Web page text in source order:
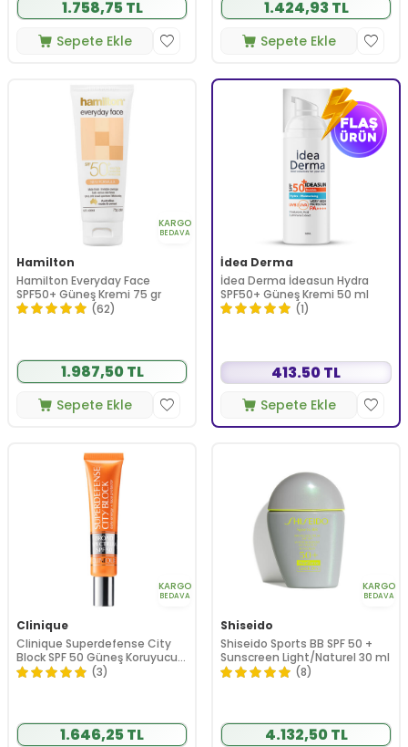
1.758,75 TL
Sepete Ekle
1.424,93 TL
Sepete Ekle
KARGO
BEDAVA
Hamilton
Hamilton Everyday Face
SPF50+ Güneş Kremi 75 gr
(62)
1.987,50 TL
Sepete Ekle
İdea Derma
İdea Derma İdeasun Hydra
SPF50+ Güneş Kremi 50 ml
(1)
413.50 TL
Sepete Ekle
KARGO
BEDAVA
Clinique
Clinique Superdefense City
Block SPF 50 Güneş Koruyucu
40 ml
(3)
1.646,25 TL
KARGO
BEDAVA
Shiseido
Shiseido Sports BB SPF 50 +
Sunscreen Light/Naturel 30 ml
(8)
4.132,50 TL